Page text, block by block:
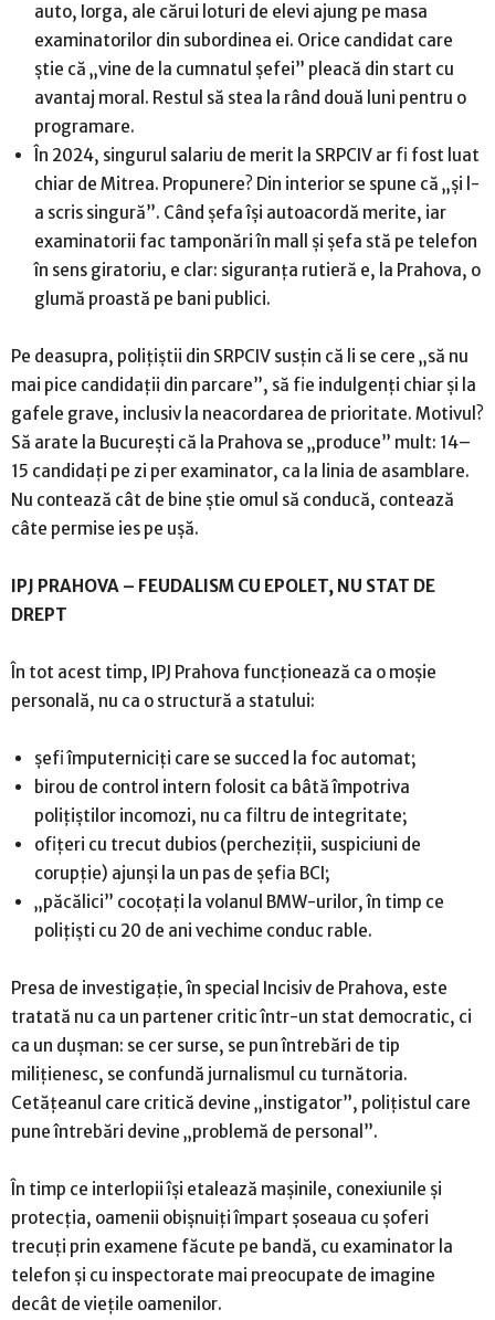
auto, Iorga, ale cărui loturi de elevi ajung pe masa
examinatorilor din subordinea ei. Orice candidat care
știe că „vine de la cumnatul șefei” pleacă din start cu
avantaj moral. Restul să stea la rând două luni pentru o
programare.
În 2024, singurul salariu de merit la SRPCIV ar fi fost luat
chiar de Mitrea. Propunere? Din interior se spune că „și l-
a scris singură”. Când șefa își autoacordă merite, iar
examinatorii fac tamponări în mall și șefa stă pe telefon
în sens giratoriu, e clar: siguranța rutieră e, la Prahova, o
glumă proastă pe bani publici.
Pe deasupra, polițiștii din SRPCIV susțin că li se cere „să nu
mai pice candidații din parcare”, să fie indulgenți chiar și la
gafele grave, inclusiv la neacordarea de prioritate. Motivul?
Să arate la București că la Prahova se „produce” mult: 14–
15 candidați pe zi per examinator, ca la linia de asamblare.
Nu contează cât de bine știe omul să conducă, contează
câte permise ies pe ușă.
IPJ PRAHOVA – FEUDALISM CU EPOLET, NU STAT DE
DREPT
În tot acest timp, IPJ Prahova funcționează ca o moșie
personală, nu ca o structură a statului:
șefi împuterniciți care se succed la foc automat;
birou de control intern folosit ca bâtă împotriva
polițiștilor incomozi, nu ca filtru de integritate;
ofițeri cu trecut dubios (percheziții, suspiciuni de
corupție) ajunși la un pas de șefia BCI;
„păcălici” cocoțați la volanul BMW-urilor, în timp ce
polițiști cu 20 de ani vechime conduc rable.
Presa de investigație, în special Incisiv de Prahova, este
tratată nu ca un partener critic într-un stat democratic, ci
ca un dușman: se cer surse, se pun întrebări de tip
milițienesc, se confundă jurnalismul cu turnătoria.
Cetățeanul care critică devine „instigator”, polițistul care
pune întrebări devine „problemă de personal”.
În timp ce interlopii își etalează mașinile, conexiunile și
protecția, oamenii obișnuiți împart șoseaua cu șoferi
trecuți prin examene făcute pe bandă, cu examinator la
telefon și cu inspectorate mai preocupate de imagine
decât de viețile oamenilor.